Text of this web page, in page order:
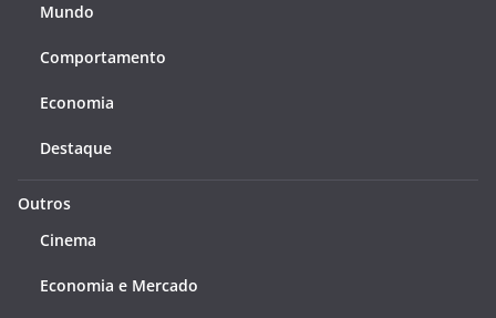
Mundo
Comportamento
Economia
Destaque
Outros
Cinema
Economia e Mercado